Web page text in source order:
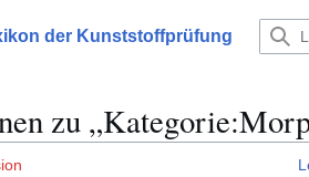
der Kunststoffprüfung
zu